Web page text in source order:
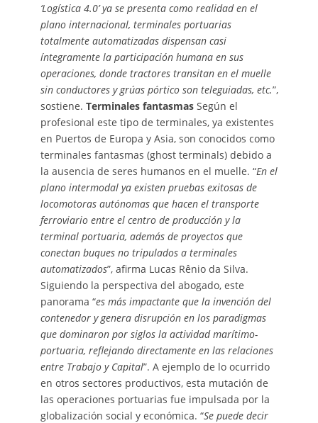
‘Logística 4.0’ ya se presenta como realidad en el
plano internacional, terminales portuarias
totalmente automatizadas dispensan casi
íntegramente la participación humana en sus
operaciones, donde tractores transitan en el muelle
sin conductores y grúas pórtico son teleguiadas, etc.”,
sostiene. Terminales fantasmasSegún el
profesional este tipo de terminales, ya existentes
en Puertos de Europa y Asia, son conocidos como
terminales fantasmas (ghost terminals) debido a
la ausencia de seres humanos en el muelle. “En el
plano intermodal ya existen pruebas exitosas de
locomotoras autónomas que hacen el transporte
ferroviario entre el centro de producción y la
terminal portuaria, además de proyectos que
conectan buques no tripulados a terminales
automatizados”, afirma Lucas Rênio da Silva.
Siguiendo la perspectiva del abogado, este
panorama “es más impactante que la invención del
contenedor y genera disrupción en los paradigmas
que dominaron por siglos la actividad marítimo-
portuaria, reflejando directamente en las relaciones
entre Trabajo y Capital”. A ejemplo de lo ocurrido
en otros sectores productivos, esta mutación de
las operaciones portuarias fue impulsada por la
globalización social y económica. “Se puede decir